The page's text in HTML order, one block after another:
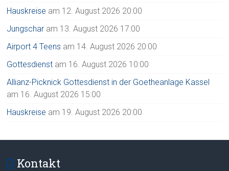
Hauskreise am 12. August 2026 20:00
Jungschar am 13. August 2026 17:00
Airport 4 Teens am 14. August 2026 20:00
Gottesdienst am 16. August 2026 10:00
Allianz-Picknick Gottesdienst in der Goetheanlage Kassel
am 16. August 2026 15:00
Hauskreise am 19. August 2026 20:00
Kontakt